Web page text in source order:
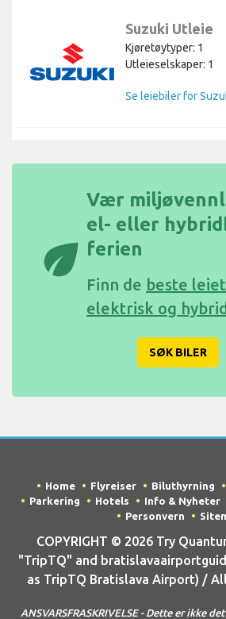
Suzuki Utleie
Kjøretøytyper: 1
Utleieselskaper: 1
Se leiebiler for
eco
Vær
el- eller
ferien
Finn de beste
elektrisk og
SØK BILER
Home Flyreiser Biluthyrning
Parkering
Hotels Info & Nyheter
Personvern
COPYRIGHT © 2026 Try
"TripTQ" and
as TripTQ Bratislava Airport) /
ANSVARSFRASKRIVELSE - Dette er ikke